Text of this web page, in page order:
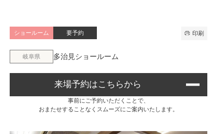
ショールーム 要予約 印刷
岐阜県 多治見ショールーム
来場予約はこちらから
事前にご予約いただくことで、
おまたせすることなくスムーズにご案内いたします。